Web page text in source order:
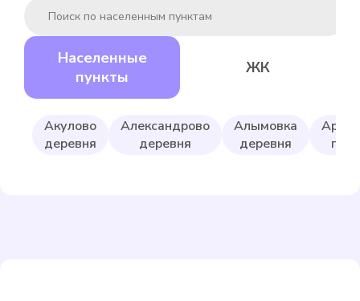
Gerrida СВК-15ГМИ-80
Выбрать
Населенные
пункты
ЖК
Акулово
деревня
Александрово
деревня
Алымовка
деревня